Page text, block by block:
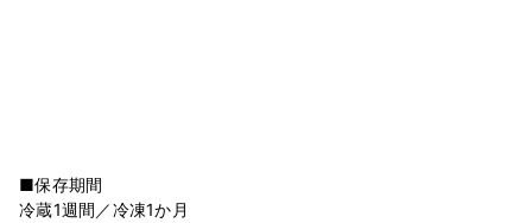
■保存期間
冷蔵1週間／冷凍1か月